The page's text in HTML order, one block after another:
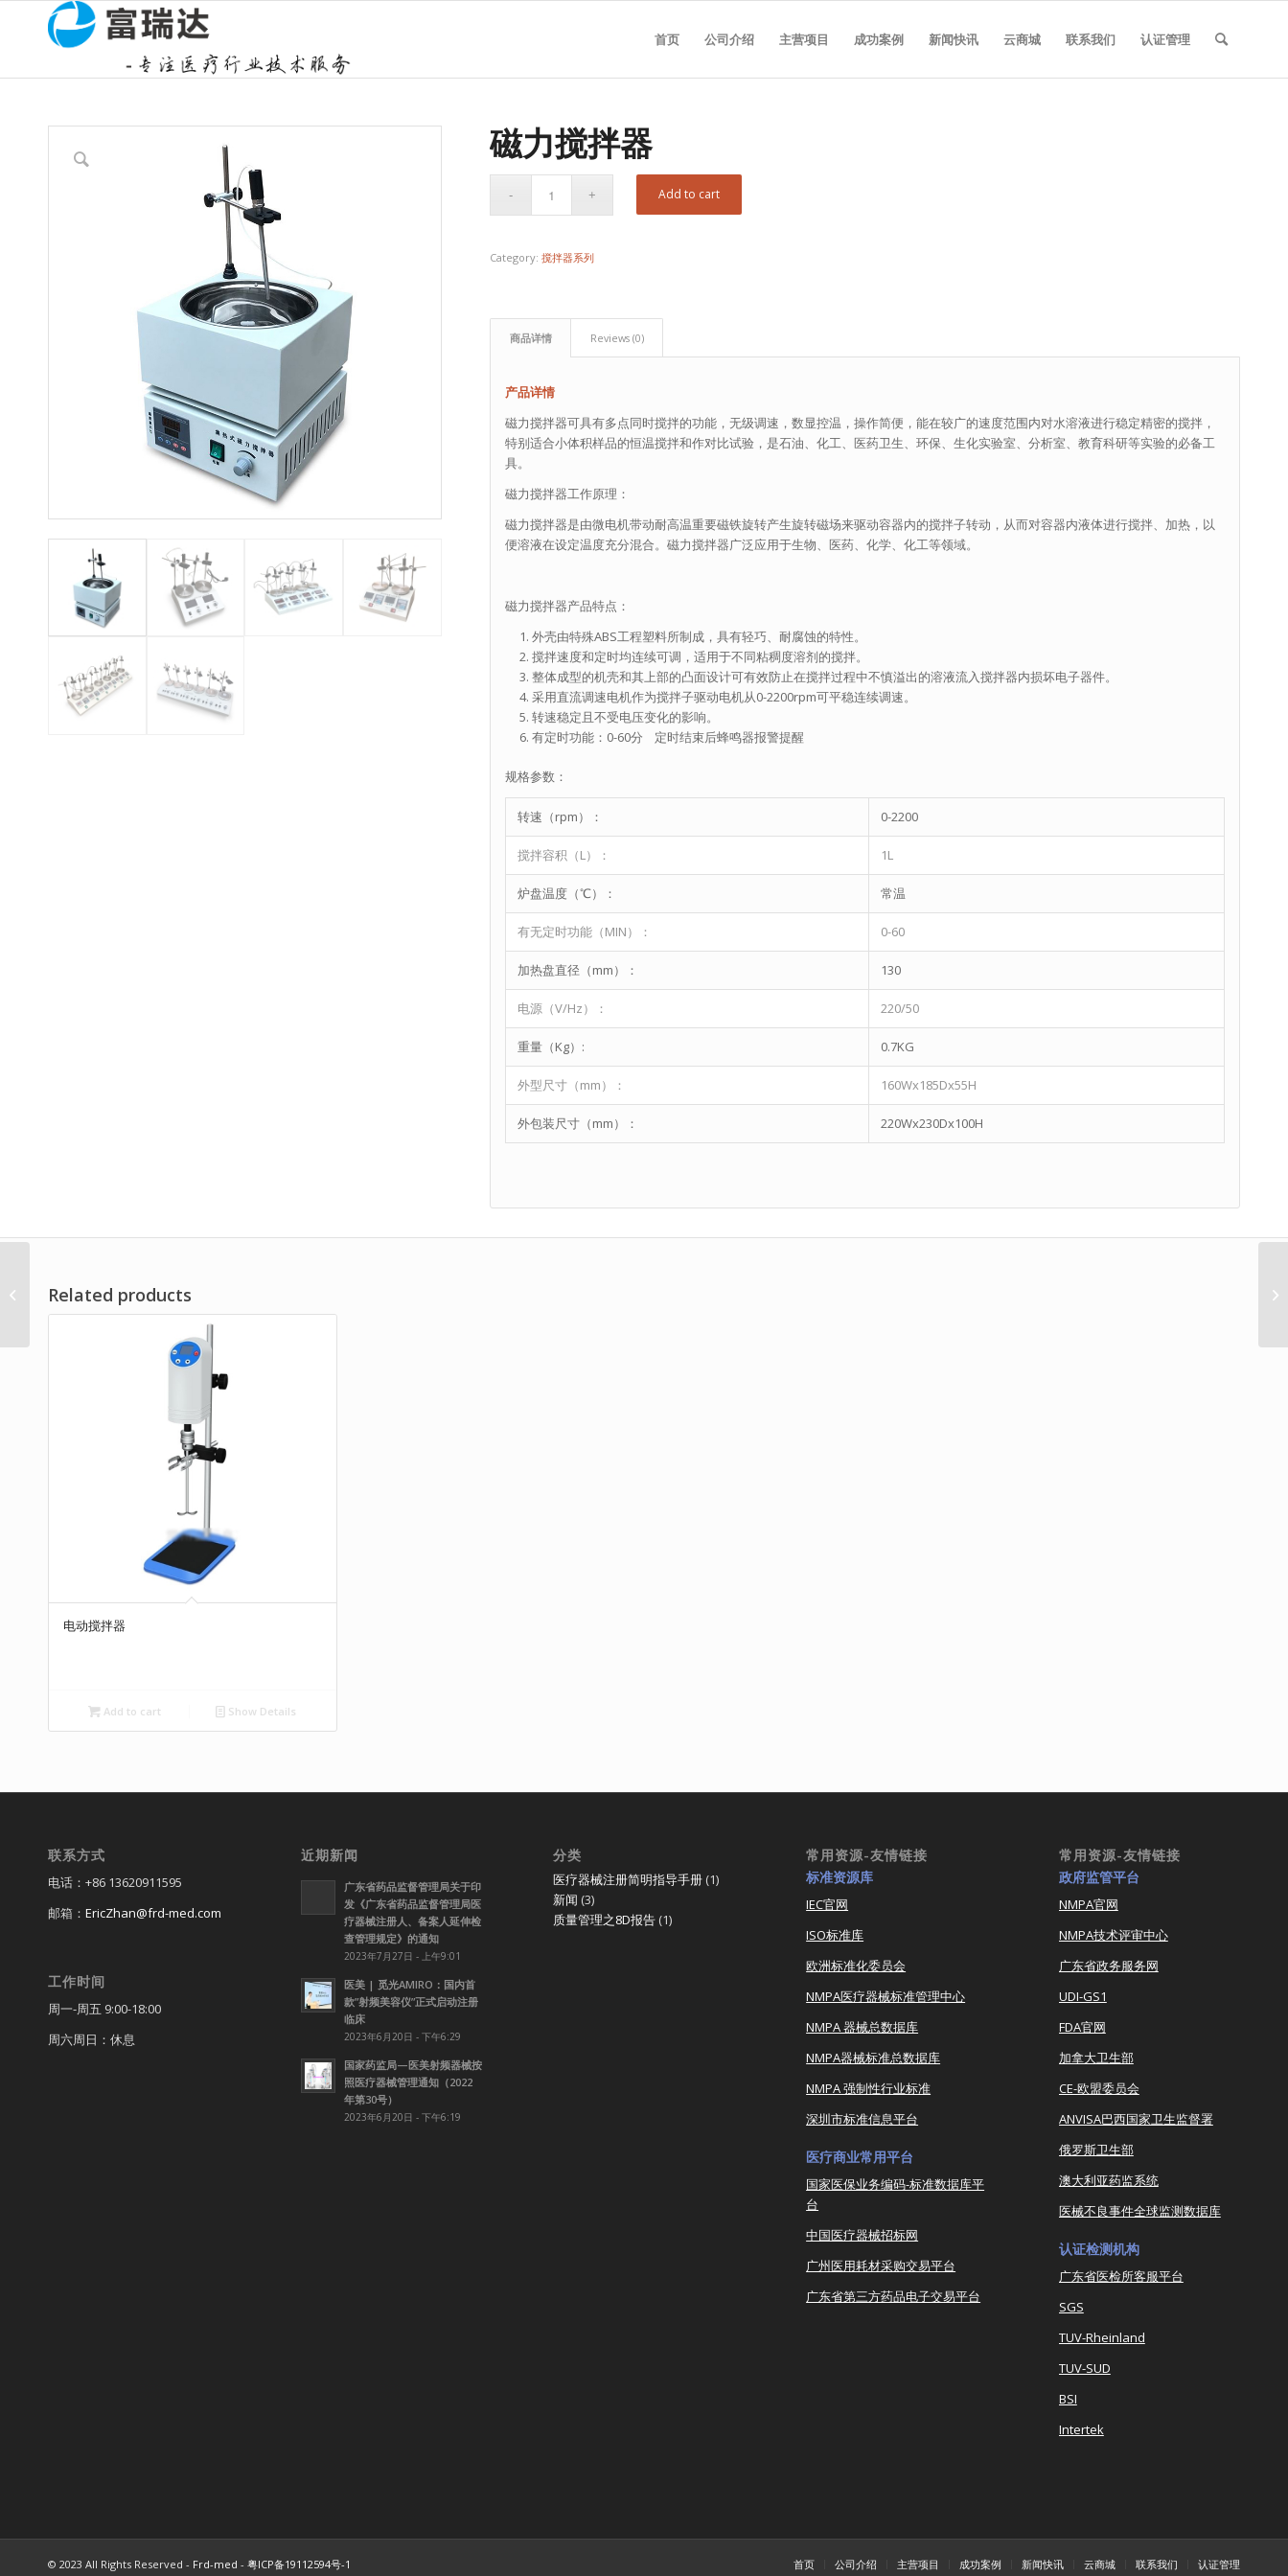
首页 公司介绍 主营项目 成功案例 新闻快讯 云商城 联系我们 认证管理
磁力搅拌器
Add to cart
Category: 搅拌器系列
商品详情 Reviews (0)
产品详情
磁力搅拌器可具有多点同时搅拌的功能，无级调速，数显控温，操作简便，能在较广的速度范围内对水溶液进行稳定精密的搅拌，
特别适合小体积样品的恒温搅拌和作对比试验，是石油、化工、医药卫生、环保、生化实验室、分析室、教育科研等实验的必备工
具。
磁力搅拌器工作原理：
磁力搅拌器是由微电机带动耐高温重要磁铁旋转产生旋转磁场来驱动容器内的搅拌子转动，从而对容器内液体进行搅拌、加热，以
便溶液在设定温度充分混合。磁力搅拌器广泛应用于生物、医药、化学、化工等领域。
磁力搅拌器产品特点：
外壳由特殊ABS工程塑料所制成，具有轻巧、耐腐蚀的特性。
搅拌速度和定时均连续可调，适用于不同粘稠度溶剂的搅拌。
整体成型的机壳和其上部的凸面设计可有效防止在搅拌过程中不慎溢出的溶液流入搅拌器内损坏电子器件。
采用直流调速电机作为搅拌子驱动电机从0-2200rpm可平稳连续调速。
转速稳定且不受电压变化的影响。
有定时功能：0-60分 定时结束后蜂鸣器报警提醒
规格参数：
转速（rpm）： 0-2200
搅拌容积（L）： 1L
炉盘温度（℃）： 常温
有无定时功能（MIN）： 0-60
加热盘直径（mm）： 130
电源（V/Hz）： 220/50
重量（Kg）: 0.7KG
外型尺寸（mm）： 160Wx185Dx55H
外包装尺寸（mm）： 220Wx230Dx100H
Related products
电动搅拌器
Add to cart Show Details
联系方式
电话：+86 13620911595
邮箱： EricZhan@frd-med.com
工作时间
周一-周五 9:00-18:00
周六周日：休息
近期新闻
广东省药品监督管理局关于印
发《广东省药品监督管理局医
疗器械注册人、备案人延伸检
查管理规定》的通知
2023年7月27日 - 上午9:01
医美 | 觅光AMIRO：国内首
款”射频美容仪”正式启动注册
临床
2023年6月20日 - 下午6:29
国家药监局—医美射频器械按
照医疗器械管理通知（2022
年第30号）
2023年6月20日 - 下午6:19
分类
医疗器械注册简明指导手册 (1)
新闻 (3)
质量管理之8D报告 (1)
常用资源-友情链接
标准资源库
IEC官网
ISO标准库
欧洲标准化委员会
NMPA医疗器械标准管理中心
NMPA 器械总数据库
NMPA器械标准总数据库
NMPA 强制性行业标准
深圳市标准信息平台
医疗商业常用平台
国家医保业务编码-标准数据库平
台
中国医疗器械招标网
广州医用耗材采购交易平台
广东省第三方药品电子交易平台
常用资源-友情链接
政府监管平台
NMPA官网
NMPA技术评审中心
广东省政务服务网
UDI-GS1
FDA官网
加拿大卫生部
CE-欧盟委员会
ANVISA巴西国家卫生监督署
俄罗斯卫生部
澳大利亚药监系统
医械不良事件全球监测数据库
认证检测机构
广东省医检所客服平台
SGS
TUV-Rheinland
TUV-SUD
BSI
Intertek
© 2023 All Rights Reserved - Frd-med - 粤ICP备19112594号-1 首页 公司介绍 主营项目 成功案例 新闻快讯 云商城 联系我们 认证管理
不锈钢蒸馏水器